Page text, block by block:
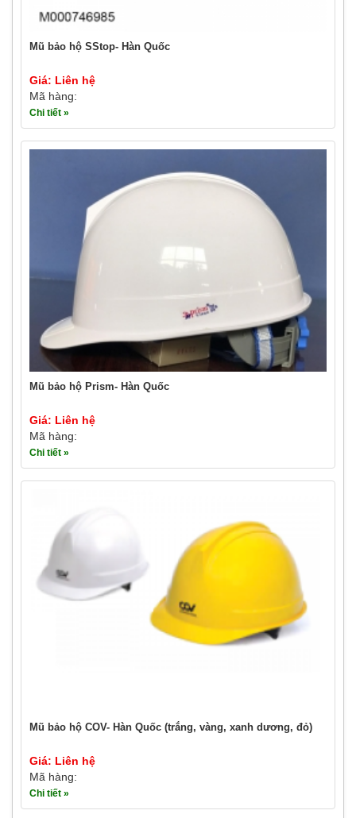
Mũ bảo hộ SStop- Hàn Quốc
Giá: Liên hệ
Mã hàng:
Chi tiết »
Mũ bảo hộ Prism- Hàn Quốc
Giá: Liên hệ
Mã hàng:
Chi tiết »
Mũ bảo hộ COV- Hàn Quốc (trắng, vàng, xanh dương, đỏ)
Giá: Liên hệ
Mã hàng:
Chi tiết »